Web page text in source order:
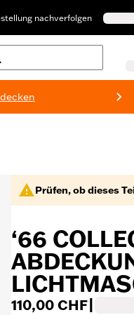
nachverfolgen
Prüfen, ob dieses
‘66
110,00 CHF